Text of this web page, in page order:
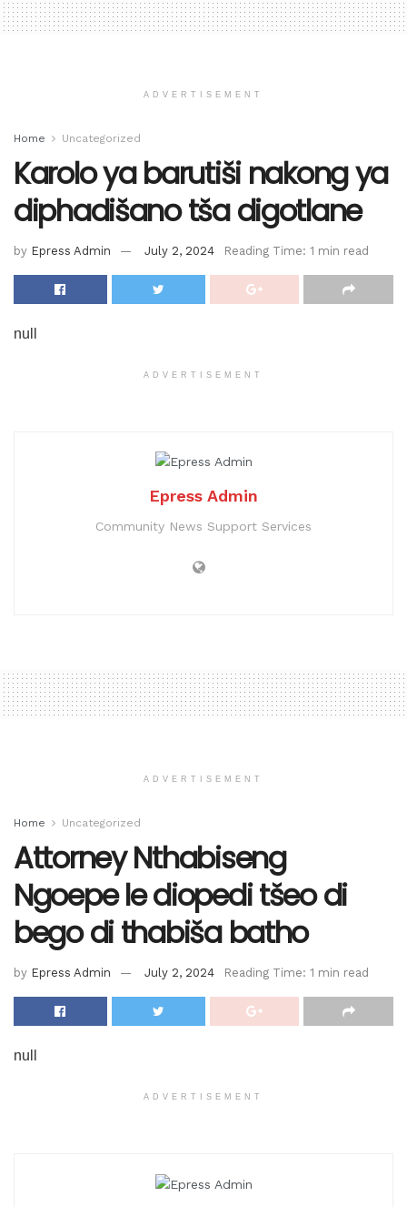
ADVERTISEMENT
Home Uncategorized
Karolo ya barutiši nakong ya
diphadišano tša digotlane
by Epress Admin July 2, 2024 Reading Time: 1 min read
null
ADVERTISEMENT
Epress Admin
Community News Support Services
ADVERTISEMENT
Home Uncategorized
Attorney Nthabiseng
Ngoepe le diopedi tšeo di
bego di thabiša batho
by Epress Admin July 2, 2024 Reading Time: 1 min read
null
ADVERTISEMENT